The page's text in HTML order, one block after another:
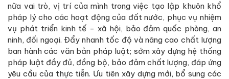
nữa vai trò, vị trí của mình trong việc tạo lập khuôn khổ
pháp lý cho các hoạt động của đất nước, phục vụ nhiệm
vụ phát triển kinh tế - xã hội, bảo đảm quốc phòng, an
ninh, đối ngoại. Đẩy nhanh tốc độ và nâng cao chất lượng
ban hành các văn bản pháp luật; sớm xây dựng hệ thống
pháp luật đầy đủ, đồng bộ, bảo đảm chất lượng, đáp ứng
yêu cầu của thực tiễn. Ưu tiên xây dựng mới, bổ sung các